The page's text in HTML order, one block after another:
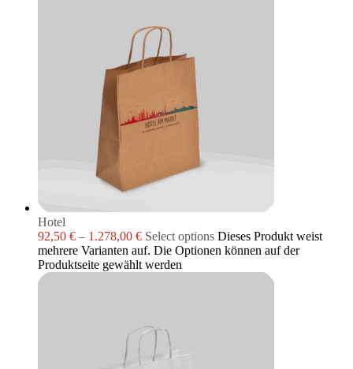
Hotel
92,50 € – 1.278,00 € Select options Dieses Produkt weist
mehrere Varianten auf. Die Optionen können auf der
Produktseite gewählt werden